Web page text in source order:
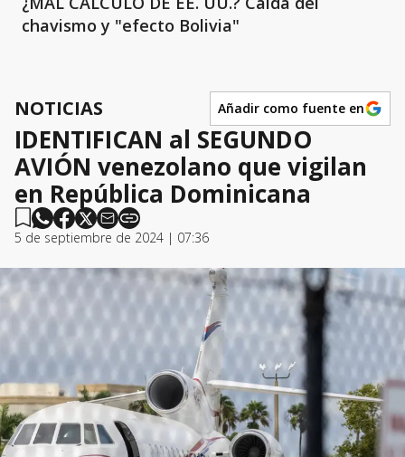
chavismo y "efecto Bolivia"
NOTICIAS Añadir como fuente en
IDENTIFICAN al SEGUNDO
AVIÓN venezolano que vigilan
en República Dominicana
5 de septiembre de 2024 | 07:36